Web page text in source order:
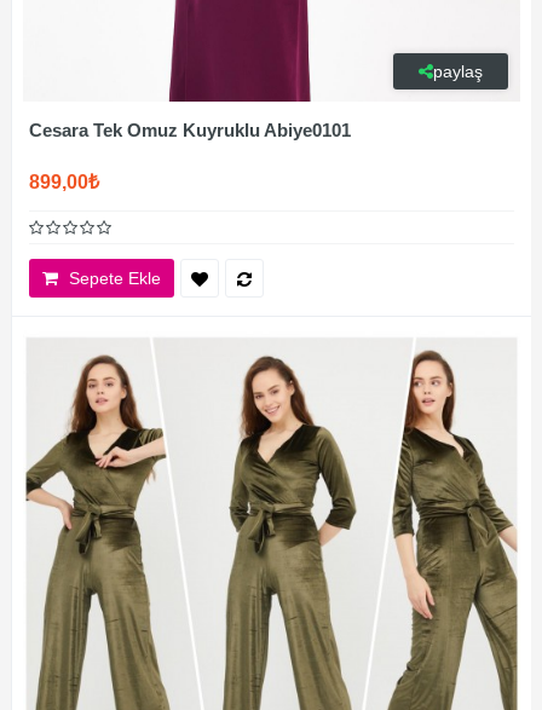
paylaş
Cesara Tek Omuz Kuyruklu Abiye0101
899,00₺
Sepete Ekle